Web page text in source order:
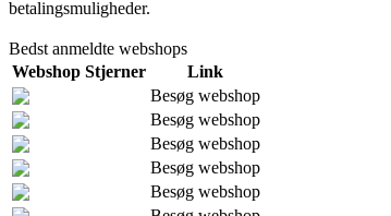
betalingsmuligheder.
Bedst anmeldte webshops
Webshop Stjerner
Link
Besøg webshop
Besøg webshop
Besøg webshop
Besøg webshop
Besøg webshop